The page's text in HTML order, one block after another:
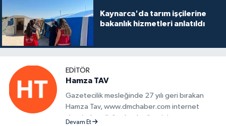
Kaynarca'da tarım işçilerine
bakanlık hizmetleri anlatıldı
EDITÖR
Hamza TAV
Gazetecilik mesleğinde 27 yılı geri bırakan
Hamza Tav, www.dmchaber.com internet
sitesinde editör olarak görevini
Devam Et